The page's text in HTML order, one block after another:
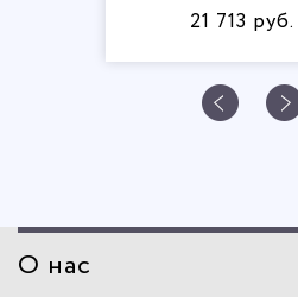
21 713 руб.
О нас